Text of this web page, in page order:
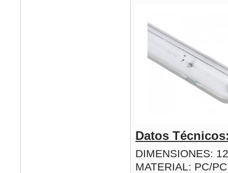
Datos
DIMENSIONES:
MATERIAL: PC/PC